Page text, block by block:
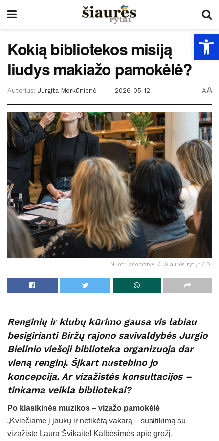
Kokią bibliotekos misiją
liudys makiažo pamokėlė?
Autorius: Jurgita Morkūnienė 2026-05-12 AA
Nuotr. asociatyvi / „Šiaurės rytų“ / DI
Renginių ir klubų kūrimo gausa vis labiau
besigirianti Biržų rajono savivaldybės Jurgio
Bielinio viešoji biblioteka organizuoja dar
vieną renginį. Šįkart nustebino jo
koncepcija. Ar vizažistės konsultacijos –
tinkama veikla bibliotekai?
Po klasikinės muzikos – vizažo pamokėlė
„Kviečiame į jaukų ir netikėtą vakarą – susitikimą su
vizažiste Laura Švikaite! Kalbėsimės apie grožį,